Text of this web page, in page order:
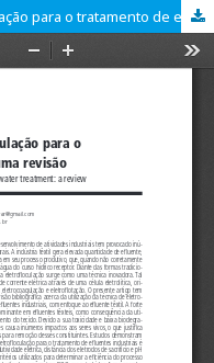
Utilização da técnica de eletrofloculação para o tratamento de efluentes têxteis: uma revisão